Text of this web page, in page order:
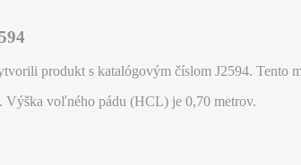
produkt s katalógovým číslom J2594. Tento
Výška voľného pádu (HCL) je 0,70 metrov.